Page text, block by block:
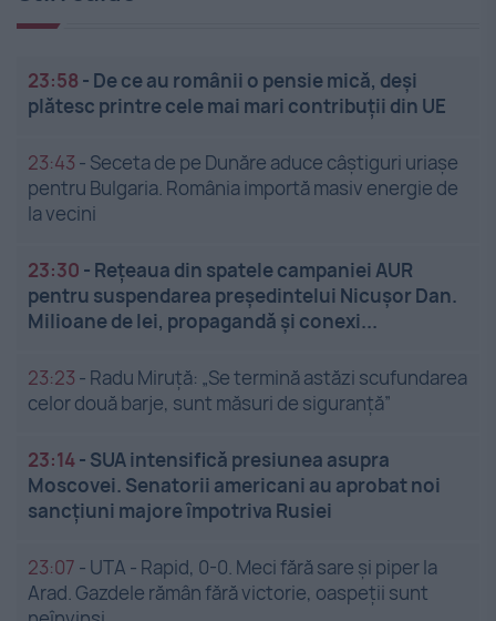
23:58 - De ce au românii o pensie mică, deși
plătesc printre cele mai mari contribuții din UE
23:43 - Seceta de pe Dunăre aduce câștiguri uriașe
pentru Bulgaria. România importă masiv energie de
la vecini
23:30 - Rețeaua din spatele campaniei AUR
pentru suspendarea președintelui Nicușor Dan.
Milioane de lei, propagandă și conexi...
23:23 - Radu Miruță: „Se termină astăzi scufundarea
celor două barje, sunt măsuri de siguranţă”
23:14- SUA intensifică presiunea asupra
Moscovei. Senatorii americani au aprobat noi
sancțiuni majore împotriva Rusiei
23:07 - UTA - Rapid, 0-0. Meci fără sare și piper la
Arad. Gazdele rămân fără victorie, oaspeții sunt